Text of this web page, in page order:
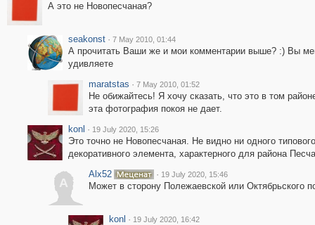
А это не Новопесчаная?
seakonst · 7 May 2010, 01:44
А прочитать Ваши же и мои комментарии выше? :) Вы
удивляете
maratstas · 7 May 2010, 01:52
Не обижайтесь! Я хочу сказать, что это в том
эта фотография покоя не дает.
konl · 19 July 2020, 15:26
Это точно не Новопесчаная. Не видно ни одного типового
декоративного элемента, характерного для района
A
Alx52 · 19 July 2020, 15:46
Может в сторону Полежаевской или Октябрьского
konl · 19 July 2020, 16:42